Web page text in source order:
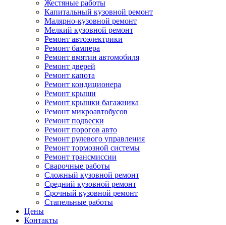
Жестяные работы
Капитальный кузовной ремонт
Малярно-кузовной ремонт
Мелкий кузовной ремонт
Ремонт автоэлектрики
Ремонт бампера
Ремонт вмятин автомобиля
Ремонт дверей
Ремонт капота
Ремонт кондиционера
Ремонт крыши
Ремонт крышки багажника
Ремонт микроавтобусов
Ремонт подвески
Ремонт порогов авто
Ремонт рулевого управления
Ремонт тормозной системы
Ремонт трансмиссии
Сварочные работы
Сложный кузовной ремонт
Средний кузовной ремонт
Срочный кузовной ремонт
Стапельные работы
Цены
Контакты